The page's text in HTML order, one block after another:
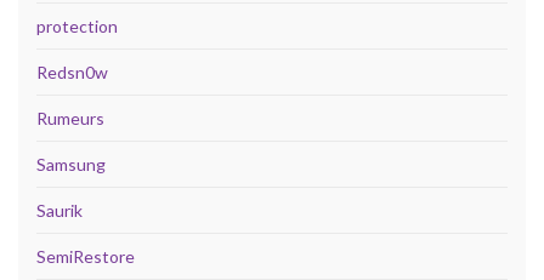
protection
Redsn0w
Rumeurs
Samsung
Saurik
SemiRestore